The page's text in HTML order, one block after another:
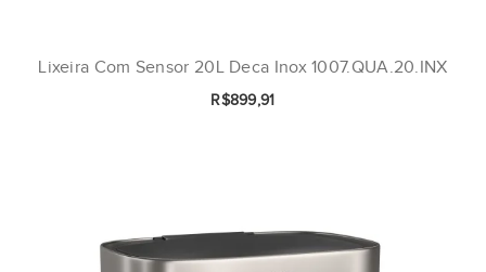
Lixeira Com Sensor 20L Deca Inox 1007.QUA.20.INX
R$899,91